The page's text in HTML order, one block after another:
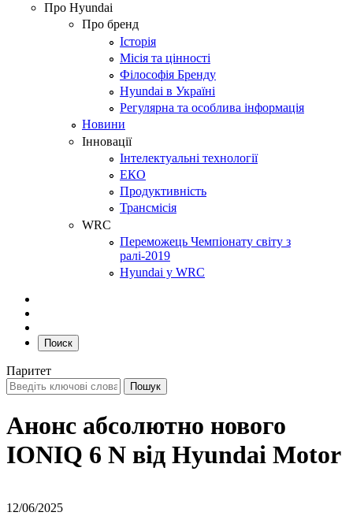
Про Hyundai
Про бренд
Історія
Місія та цінності
Філософія Бренду
Hyundai в Україні
Регулярна та особлива інформація
Новини
Інновації
Інтелектуальні технології
ЕКО
Продуктивність
Трансмісія
WRC
Переможець Чемпіонату світу з
ралі-2019
Hyundai у WRC
Поиск
Паритет
Анонс абсолютно нового
IONIQ 6 N від Hyundai Motor
12/06/2025